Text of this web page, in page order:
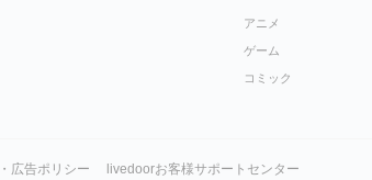
アニメ
ゲーム
コミック
広告ポリシー livedoorお客様サポートセンター